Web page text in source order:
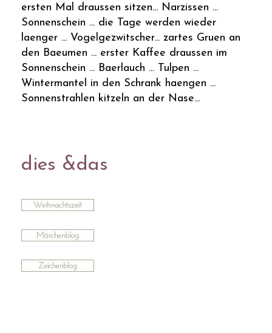
ersten Mal draussen sitzen... Narzissen ...
Sonnenschein ... die Tage werden wieder
laenger ... Vogelgezwitscher... zartes Gruen an
den Baeumen ... erster Kaffee draussen im
Sonnenschein ... Baerlauch ... Tulpen ...
Wintermantel in den Schrank haengen ...
Sonnenstrahlen kitzeln an der Nase...
dies &das